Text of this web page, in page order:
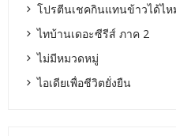
โปรตีนเชคกินแทนข้าวได้ไห
ไทบ้านเดอะซีรีส์ ภาค 2
ไม่มีหมวดหมู่
ไอเดียเพื่อชีวิตยั่งยืน